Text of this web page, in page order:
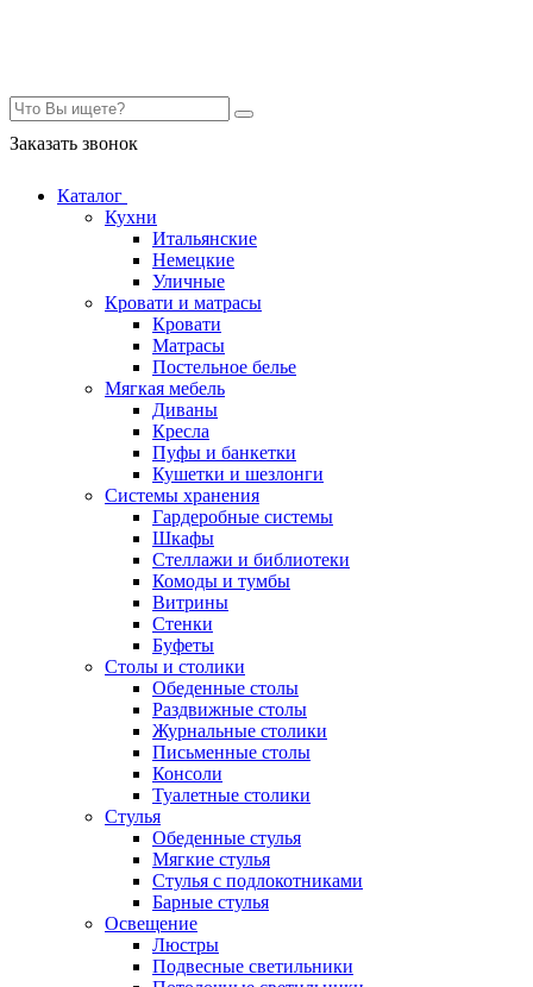
Заказать звонок
Каталог
Кухни
Итальянские
Немецкие
Уличные
Кровати и матрасы
Кровати
Матрасы
Постельное белье
Мягкая мебель
Диваны
Кресла
Пуфы и банкетки
Кушетки и шезлонги
Системы хранения
Гардеробные системы
Шкафы
Стеллажи и библиотеки
Комоды и тумбы
Витрины
Стенки
Буфеты
Столы и столики
Обеденные столы
Раздвижные столы
Журнальные столики
Письменные столы
Консоли
Туалетные столики
Стулья
Обеденные стулья
Мягкие стулья
Стулья с подлокотниками
Барные стулья
Освещение
Люстры
Подвесные светильники